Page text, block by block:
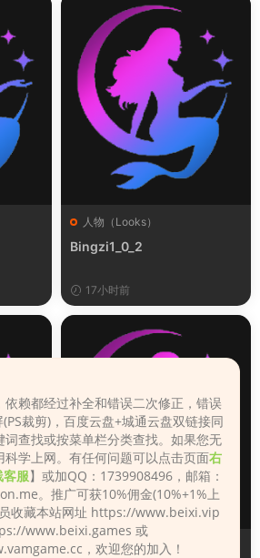
人物（Looks）
Bingzi1_0_2
17小时前
人物（Looks）
依赖都经过补全和错误二次修正，错误
裁剪)，百度云盘+城通云盘双链接同
词查找或按菜单栏分类查找。如果您无
科学上网。有任何问题可以点击页面右
客服】或加QQ：1739908496，邮箱：
。推广可获10%佣金(10%+1%上
收藏本站网址 https://www.beixi.vip
www.beixi.games 或
，欢迎您的加入！